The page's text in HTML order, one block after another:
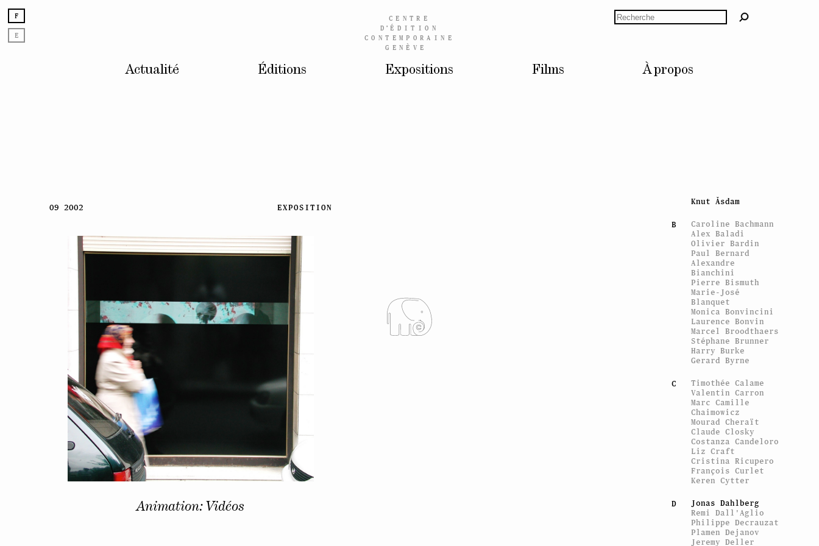
CENTRE
D’ÉDITION
CONTEMPORAINE
GENÈVE
Actualité Éditions Expositions Films À propos
09 2002 EXPOSITION
Animation: Vidéos
Knut Åsdam
B
Caroline Bachmann
Alex Baladi
Olivier Bardin
Paul Bernard
Alexandre
Bianchini
Pierre Bismuth
Marie-José
Blanquet
Monica Bonvincini
Laurence Bonvin
Marcel Broodthaers
Stéphane Brunner
Harry Burke
Gerard Byrne
C
Timothée Calame
Valentin Carron
Marc Camille
Chaimowicz
Mourad Cheraït
Claude Closky
Costanza Candeloro
Liz Craft
Cristina Ricupero
François Curlet
Keren Cytter
D
Jonas Dahlberg
Remi Dall'Aglio
Philippe Decrauzat
Plamen Dejanov
Jeremy Deller
F
E
Rechercher